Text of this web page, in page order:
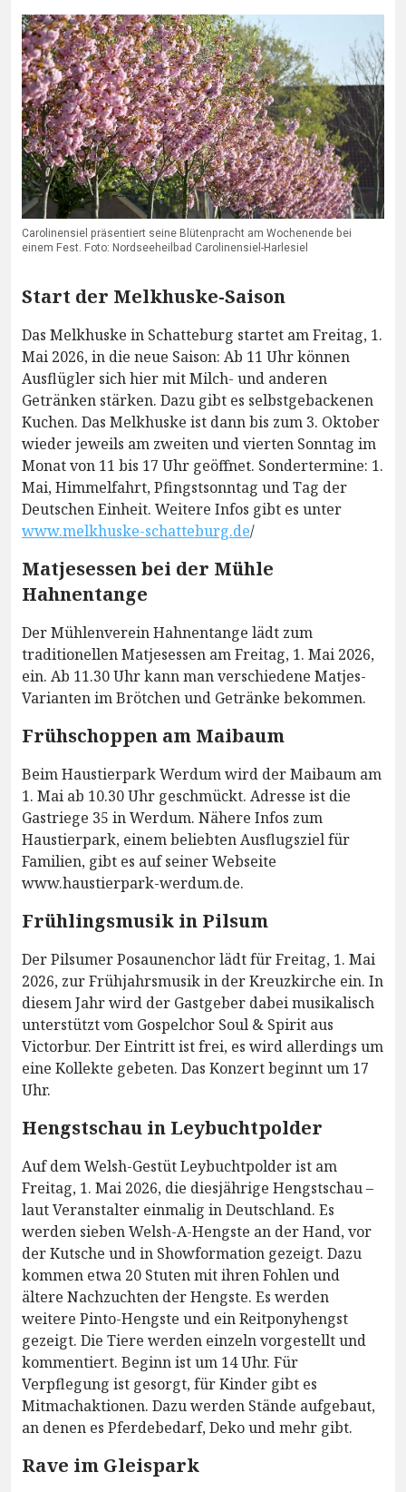
Carolinensiel präsentiert seine Blütenpracht am Wochenende bei
einem Fest. Foto: Nordseeheilbad Carolinensiel-Harlesiel
Start der Melkhuske-Saison
Das Melkhuske in Schatteburg startet am Freitag, 1.
Mai 2026, in die neue Saison: Ab 11 Uhr können
Ausflügler sich hier mit Milch- und anderen
Getränken stärken. Dazu gibt es selbstgebackenen
Kuchen. Das Melkhuske ist dann bis zum 3. Oktober
wieder jeweils am zweiten und vierten Sonntag im
Monat von 11 bis 17 Uhr geöffnet. Sondertermine: 1.
Mai, Himmelfahrt, Pfingstsonntag und Tag der
Deutschen Einheit. Weitere Infos gibt es unter
www.melkhuske-schatteburg.de/
Matjesessen bei der Mühle
Hahnentange
Der Mühlenverein Hahnentange lädt zum
traditionellen Matjesessen am Freitag, 1. Mai 2026,
ein. Ab 11.30 Uhr kann man verschiedene Matjes-
Varianten im Brötchen und Getränke bekommen.
Frühschoppen am Maibaum
Beim Haustierpark Werdum wird der Maibaum am
1. Mai ab 10.30 Uhr geschmückt. Adresse ist die
Gastriege 35 in Werdum. Nähere Infos zum
Haustierpark, einem beliebten Ausflugsziel für
Familien, gibt es auf seiner Webseite
www.haustierpark-werdum.de.
Frühlingsmusik in Pilsum
Der Pilsumer Posaunenchor lädt für Freitag, 1. Mai
2026, zur Frühjahrsmusik in der Kreuzkirche ein. In
diesem Jahr wird der Gastgeber dabei musikalisch
unterstützt vom Gospelchor Soul & Spirit aus
Victorbur. Der Eintritt ist frei, es wird allerdings um
eine Kollekte gebeten. Das Konzert beginnt um 17
Uhr.
Hengstschau in Leybuchtpolder
Auf dem Welsh-Gestüt Leybuchtpolder ist am
Freitag, 1. Mai 2026, die diesjährige Hengstschau –
laut Veranstalter einmalig in Deutschland. Es
werden sieben Welsh-A-Hengste an der Hand, vor
der Kutsche und in Showformation gezeigt. Dazu
kommen etwa 20 Stuten mit ihren Fohlen und
ältere Nachzuchten der Hengste. Es werden
weitere Pinto-Hengste und ein Reitponyhengst
gezeigt. Die Tiere werden einzeln vorgestellt und
kommentiert. Beginn ist um 14 Uhr. Für
Verpflegung ist gesorgt, für Kinder gibt es
Mitmachaktionen. Dazu werden Stände aufgebaut,
an denen es Pferdebedarf, Deko und mehr gibt.
Rave im Gleispark